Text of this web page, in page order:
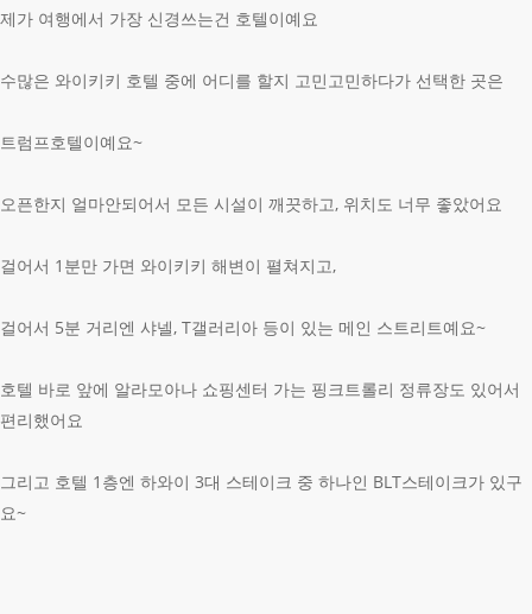
제가 여행에서 가장 신경쓰는건 호텔이예요
수많은 와이키키 호텔 중에 어디를 할지 고민고민하다가 선택한 곳은
트럼프호텔이예요~
오픈한지 얼마안되어서 모든 시설이 깨끗하고, 위치도 너무 좋았어요
걸어서 1분만 가면 와이키키 해변이 펼쳐지고,
걸어서 5분 거리엔 샤넬, T갤러리아 등이 있는 메인 스트리트예요~
호텔 바로 앞에 알라모아나 쇼핑센터 가는 핑크트롤리 정류장도 있어서
편리했어요
그리고 호텔 1층엔 하와이 3대 스테이크 중 하나인 BLT스테이크가 있구
요~